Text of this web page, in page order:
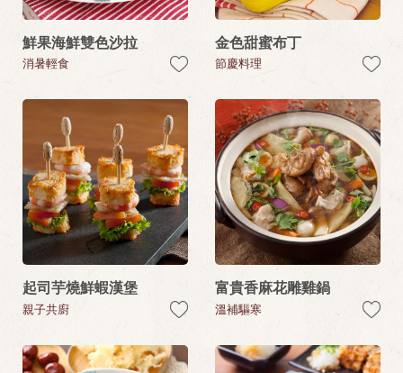
鮮果海鮮雙色沙拉
消暑輕食
金色甜蜜布丁
節慶料理
起司芋燒鮮蝦漢堡
親子共廚
富貴香麻花雕雞鍋
溫補驅寒